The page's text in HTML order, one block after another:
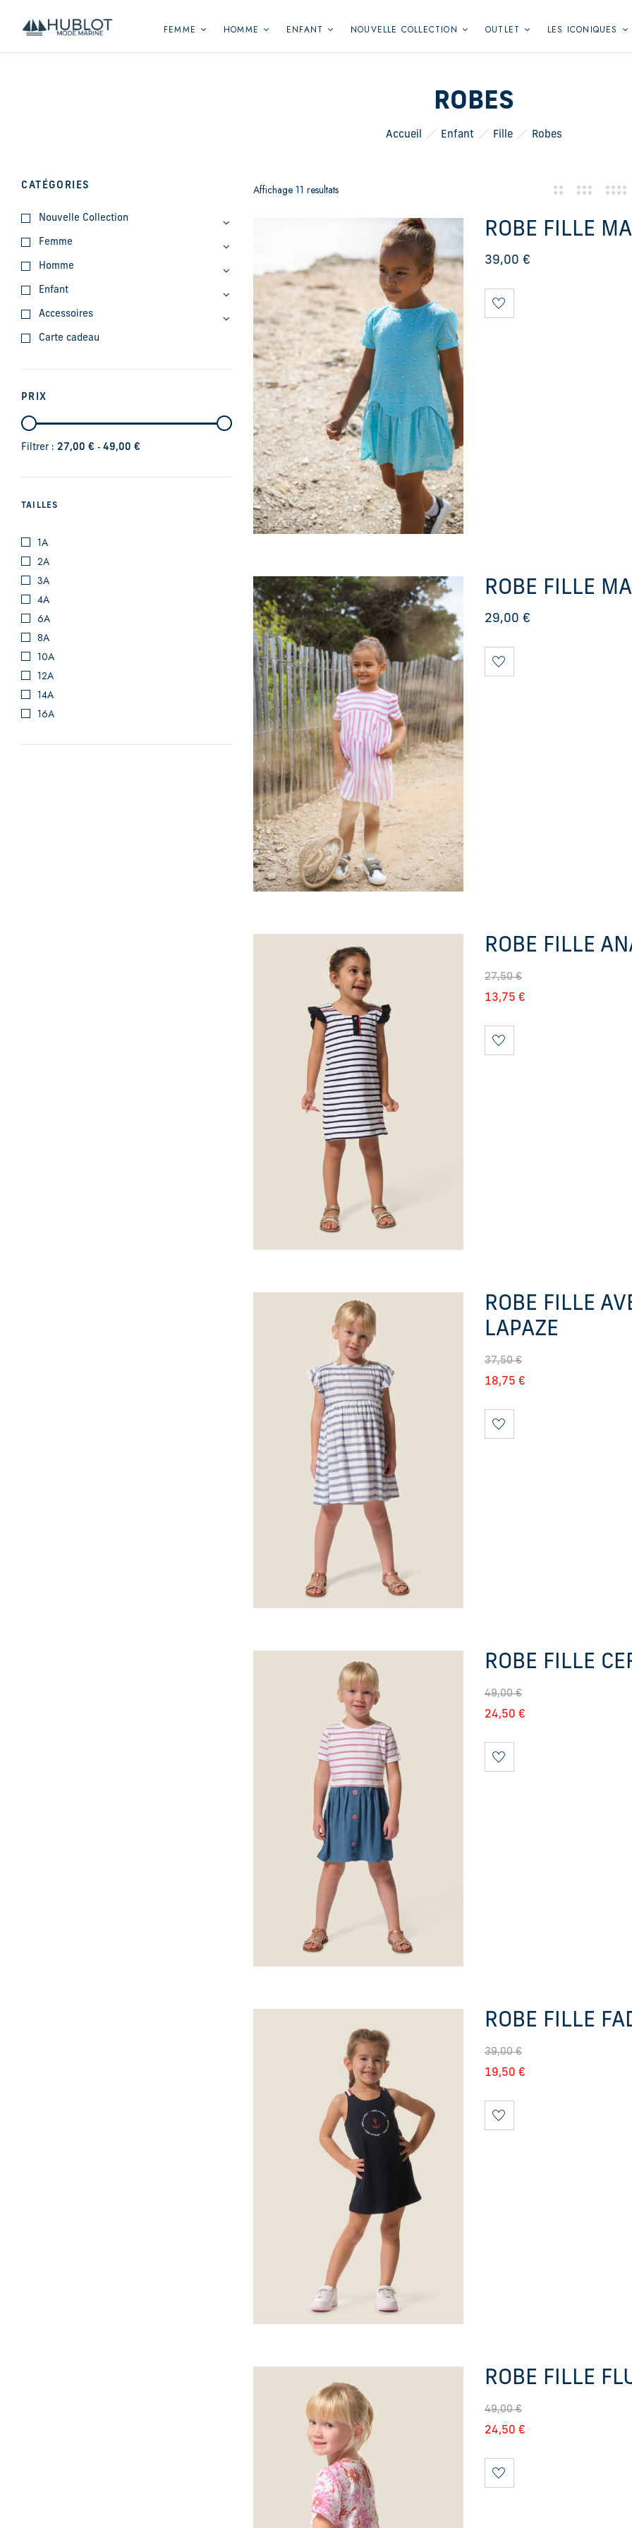
FEMME HOMME ENFANT NOUVELLE COLLECTION OUTLET LES ICONIQUES
ROBES
Accueil Enfant Fille Robes
CATÉGORIES
Nouvelle Collection
Femme
Homme
Enfant
Accessoires
Carte cadeau
PRIX
Filtrer : 27,00 € - 49,00 €
TAILLES
1A
2A
3A
4A
6A
8A
10A
12A
14A
16A
Affichage 11 resultats
ROBE FILLE
39,00 €
ROBE FILLE
29,00 €
ROBE FILLE
27,50€
13,75 €
ROBE FILLE
LAPAZE
37,50€
18,75 €
ROBE FILLE
49,00€
24,50 €
ROBE FILLE
39,00€
19,50 €
ROBE FILLE
49,00€
24,50 €